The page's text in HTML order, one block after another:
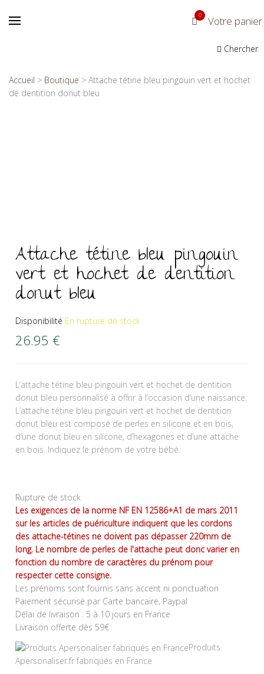
0 Votre panier
Chercher
Accueil > Boutique > Attache tétine bleu pingouin vert et hochet
de dentition donut bleu
Attache tétine bleu pingouin
vert et hochet de dentition
donut bleu
Disponibilité En rupture de stock
26.95 €
L’attache tétine bleu pingouin vert et hochet de dentition
donut bleu personnalisé à offrir à l’occasion d’une naissance.
L’attache tétine bleu pingouin vert et hochet de dentition
donut bleu est composé de perles en silicone et en bois,
d’une donut bleu en silicone, d’hexagones et d’une attache
en bois. Indiquez le prénom de votre bébé.
Rupture de stock
Les exigences de la norme NF EN 12586+A1 de mars 2011
sur les articles de puériculture indiquent que les cordons
des attache-tétines ne doivent pas dépasser 220mm de
long. Le nombre de perles de l'attache peut donc varier en
fonction du nombre de caractères du prénom pour
respecter cette consigne.
Les prénoms sont fournis sans accent ni ponctuation
Paiement sécurisé par Carte bancaire, Paypal
Délai de livraison : 5 à 10 jours en France
Livraison offerte dès 59€
Produits
Apersonaliser.fr fabriqués en France